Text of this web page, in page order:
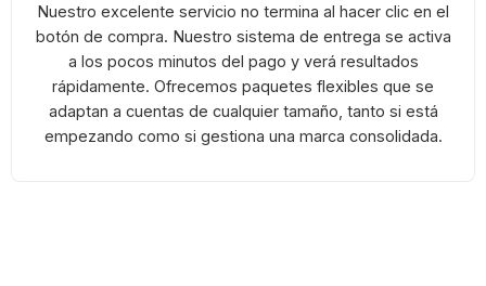
Nuestro excelente servicio no termina al hacer clic en el
botón de compra. Nuestro sistema de entrega se activa
a los pocos minutos del pago y verá resultados
rápidamente. Ofrecemos paquetes flexibles que se
adaptan a cuentas de cualquier tamaño, tanto si está
empezando como si gestiona una marca consolidada.